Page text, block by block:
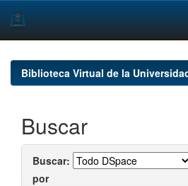
navigationBiblioteca Virtual de la
Buscar
Buscar:
por